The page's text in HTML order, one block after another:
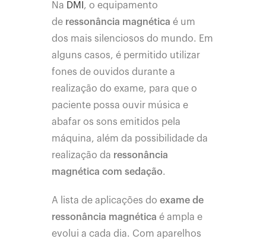
Na DMI , o equipamento
de ressonância magnética é um
dos mais silenciosos do mundo. Em
alguns casos, é permitido utilizar
fones de ouvidos durante a
realização do exame, para que o
paciente possa ouvir música e
abafar os sons emitidos pela
máquina, além da possibilidade da
realização da ressonância
magnética com sedação.
A lista de aplicações doexame de
ressonância magnética é ampla e
evolui a cada dia. Com aparelhos